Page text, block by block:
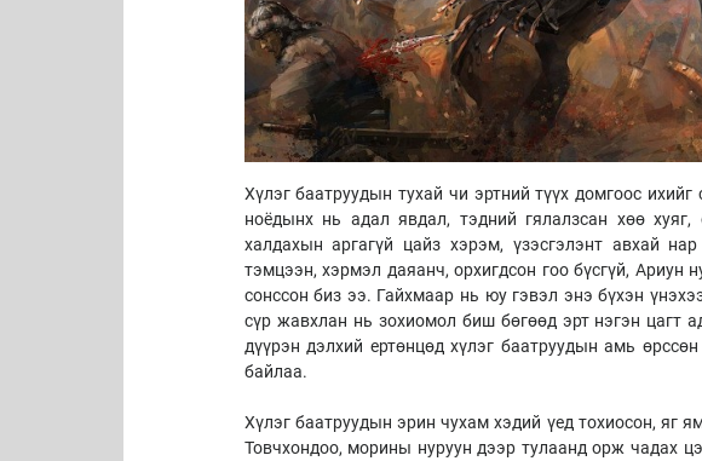
Хүлэг баатруудын тухай чи эртний түүх домгоос
ноёдынх нь адал явдал, тэдний гялалзсан хөө
халдахын аргагүй цайз хэрэм, үзэсгэлэнт авхай
тэмцээн, хэрмэл даяанч, орхигдсон гоо бүсгүй, Ариун
сонссон биз ээ. Гайхмаар нь юу гэвэл энэ бүхэн
сүр жавхлан нь зохиомол биш бөгөөд эрт нэгэн цагт
дүүрэн дэлхий ертөнцөд хүлэг баатруудын амь
байлаа.
Хүлэг баатруудын эрин чухам хэдий үед тохиосон, яг
Товчхондоо, морины нуруун дээр тулаанд орж чадах